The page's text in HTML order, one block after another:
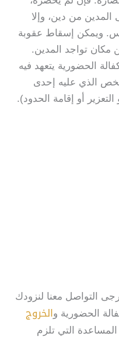
من دين، وإلا
ويمكن إسقاط عقوبة
مكان تواجد المدين.
الحضورية يتعهد فيه
الذي عليه إحدى
أو إقامة الحدود).
التواصل معنا لنزودك
الحضورية والخروج
التي تلزم